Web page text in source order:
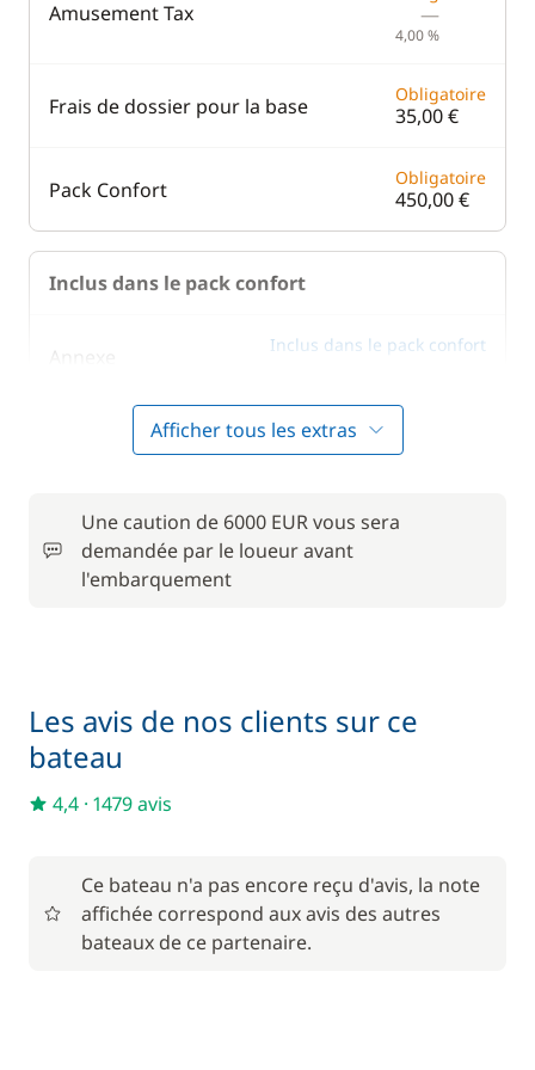
Amusement Tax —
4,00 %
Frais de dossier pour la base Obligatoire
35,00 €
Pack Confort Obligatoire
450,00 €
Inclus dans le pack confort
Annexe Inclus dans le pack confort
Inclus dans le pack confort
—
Moteur Hors Bord Inclus dans le pack confort
—
Filet de sécurité
Frais de port 36,00 €
Afficher tous les extras
Une caution de 6000 EUR vous sera
demandée par le loueur avant
l'embarquement
Les avis de nos clients sur ce
bateau
4,4 · 1479 avis
Ce bateau n'a pas encore reçu d'avis, la note
affichée correspond aux avis des autres
bateaux de ce partenaire.